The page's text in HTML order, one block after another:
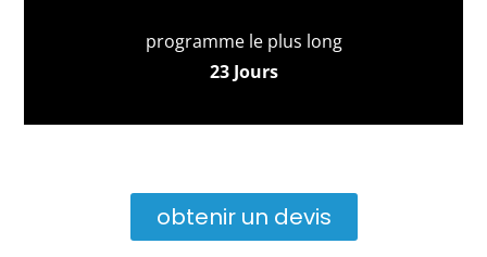
programme le plus long
23 Jours
obtenir un devis